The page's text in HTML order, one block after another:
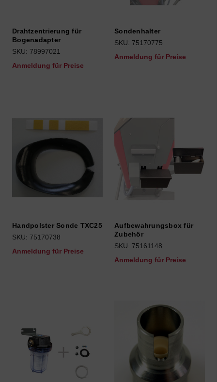
Drahtzentrierung für
Bogenadapter
SKU: 78997021
Anmeldung für Preise
Sondenhalter
SKU: 75170775
Anmeldung für Preise
Handpolster Sonde TXC25
SKU: 75170738
Anmeldung für Preise
Aufbewahrungsbox für
Zubehör
SKU: 75161148
Anmeldung für Preise